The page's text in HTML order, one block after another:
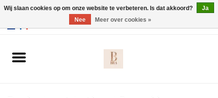
Wij slaan cookies op om onze website te verbeteren. Is dat akkoord?
Ja
Nee
Meer over cookies »
Webshop werkt met EU maten. .